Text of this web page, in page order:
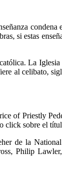
si estas
La
al celibato,
of Priestly
click sobre el
de la
Philip